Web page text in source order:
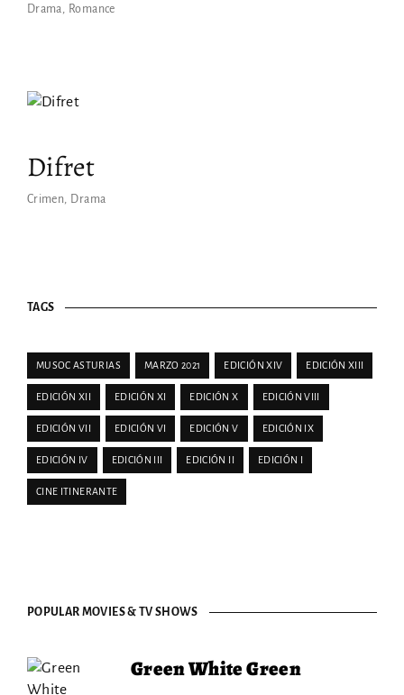
Drama Romance
Difret
Crimen Drama
TAGS
MUSOC ASTURIAS MARZO 2021 EDICIÓN XIV EDICIÓN XIII
EDICIÓN XII EDICIÓN XI EDICIÓN X EDICIÓN VIII
EDICIÓN VII EDICIÓN VI EDICIÓN V EDICIÓN IX
EDICIÓN IV EDICIÓN III EDICIÓN II EDICIÓN I
CINE ITINERANTE
POPULAR MOVIES & TV SHOWS
Green White Green